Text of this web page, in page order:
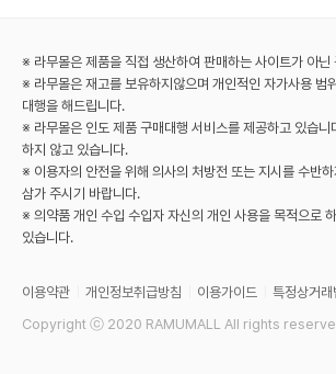
※ 라무몰은 제품을 직접 생산하여 판매하는 사이트가 아닌
※ 라무몰은 재고를 보유하지않으며 개인적인 자가사용 범
대행을 해드립니다.
※ 라무몰은 인도 제품 구매대행 서비스를 제공하고 있습니
하지 않고 있습니다.
※ 이용자의 안전을 위해 의사의 처방전 또는 지시를 수반
삼가 주시기 바랍니다.
※ 의약품 개인 수입 수입자 자신의 개인 사용을 목적으로
있습니다.
이용약관 개인정보취급방침 이용가이드
특정상거래
Copyright ⓒ 2020 RAMUMALL All rights